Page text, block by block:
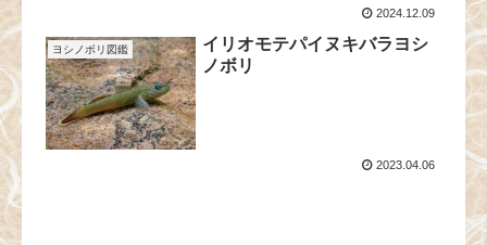
2024.12.09
ヨシノボリ図鑑
イリオモテパイヌキバラヨシ
ノボリ
2023.04.06